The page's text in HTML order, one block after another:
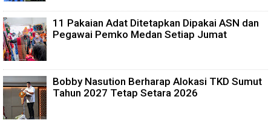
11 Pakaian Adat Ditetapkan Dipakai ASN dan
Pegawai Pemko Medan Setiap Jumat
Bobby Nasution Berharap Alokasi TKD Sumut
Tahun 2027 Tetap Setara 2026